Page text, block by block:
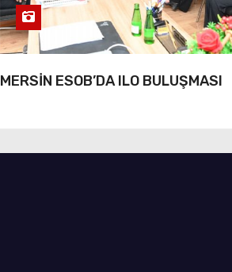
MERSİN ESOB’DA ILO BULUŞMASI